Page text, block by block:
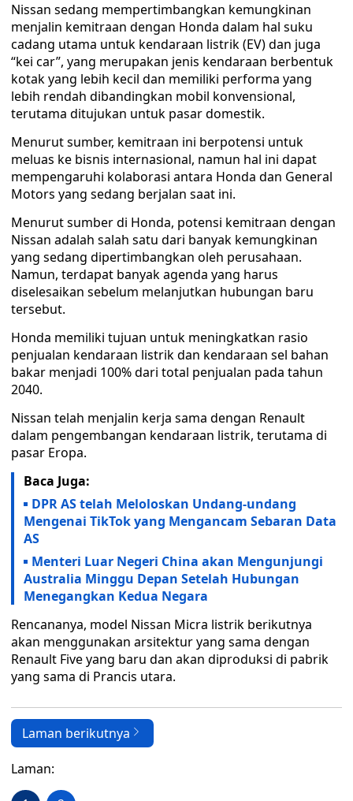
Nissan sedang mempertimbangkan kemungkinan
menjalin kemitraan dengan Honda dalam hal suku
cadang utama untuk kendaraan listrik (EV) dan juga
“kei car”, yang merupakan jenis kendaraan berbentuk
kotak yang lebih kecil dan memiliki performa yang
lebih rendah dibandingkan mobil konvensional,
terutama ditujukan untuk pasar domestik.
Menurut sumber, kemitraan ini berpotensi untuk
meluas ke bisnis internasional, namun hal ini dapat
mempengaruhi kolaborasi antara Honda dan General
Motors yang sedang berjalan saat ini.
Menurut sumber di Honda, potensi kemitraan dengan
Nissan adalah salah satu dari banyak kemungkinan
yang sedang dipertimbangkan oleh perusahaan.
Namun, terdapat banyak agenda yang harus
diselesaikan sebelum melanjutkan hubungan baru
tersebut.
Honda memiliki tujuan untuk meningkatkan rasio
penjualan kendaraan listrik dan kendaraan sel bahan
bakar menjadi 100% dari total penjualan pada tahun
2040.
Nissan telah menjalin kerja sama dengan Renault
dalam pengembangan kendaraan listrik, terutama di
pasar Eropa.
Baca Juga:
DPR AS telah Meloloskan Undang-undang
Mengenai TikTok yang Mengancam Sebaran Data
AS
Menteri Luar Negeri China akan Mengunjungi
Australia Minggu Depan Setelah Hubungan
Menegangkan Kedua Negara
Rencananya, model Nissan Micra listrik berikutnya
akan menggunakan arsitektur yang sama dengan
Renault Five yang baru dan akan diproduksi di pabrik
yang sama di Prancis utara.
Laman berikutnya
Laman: